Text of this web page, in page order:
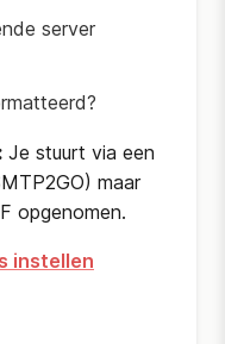
server
Je stuurt via een
maar
opgenomen.
instellen